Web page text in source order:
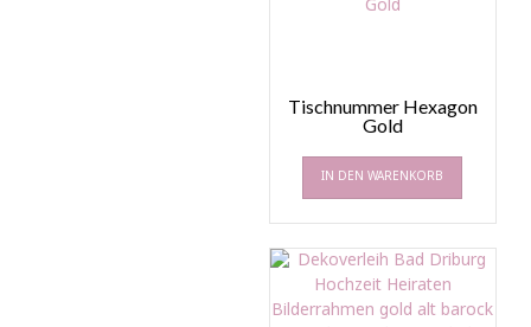
Tischnummer Hexagon
Gold
IN DEN WARENKORB